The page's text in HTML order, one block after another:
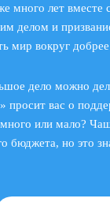
много лет вместе
делом и
мир вокруг
дело можно
просит вас о
или мало?
бюджета, но это